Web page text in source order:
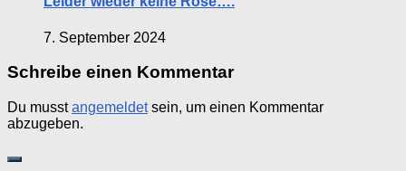
7. September 2024
Schreibe einen Kommentar
Du musstangemeldetsein, um einen Kommentar
abzugeben.